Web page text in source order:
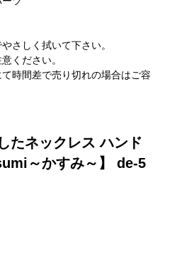
さしく拭いて下さい。
ください。
時間差で売り切れの場合はご容
たネックレス ハンド
～かすみ～】 de-5